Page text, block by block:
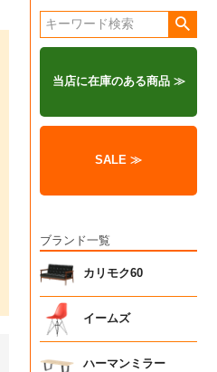
当店に在庫のある商品 ≫
SALE ≫
ブランド一覧
カリモク60
イームズ
ハーマンミラー